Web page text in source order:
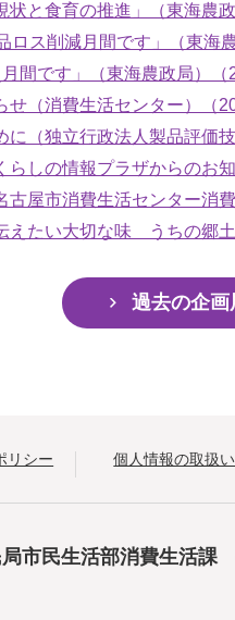
と食育の推進」（東海農
ロス削減月間です」（東海
間です」（東海農政局）（
（消費生活センター）（
（独立行政法人製品評価
らしの情報プラザからのお
古屋市消費生活センター消
えたい大切な味 うちの郷
過去の企画
リシー 個人情報の取扱
市民生活部消費生活課